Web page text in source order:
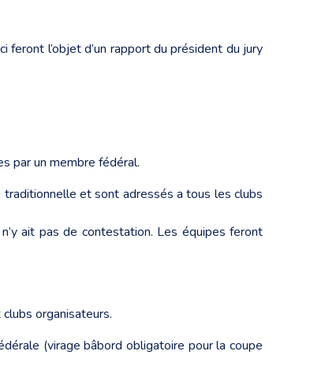
feront l’objet d’un rapport du président du jury
par un membre fédéral.
et sont adressés a tous les clubs
ait pas de contestation. Les équipes feront
organisateurs.
(virage bâbord obligatoire pour la coupe